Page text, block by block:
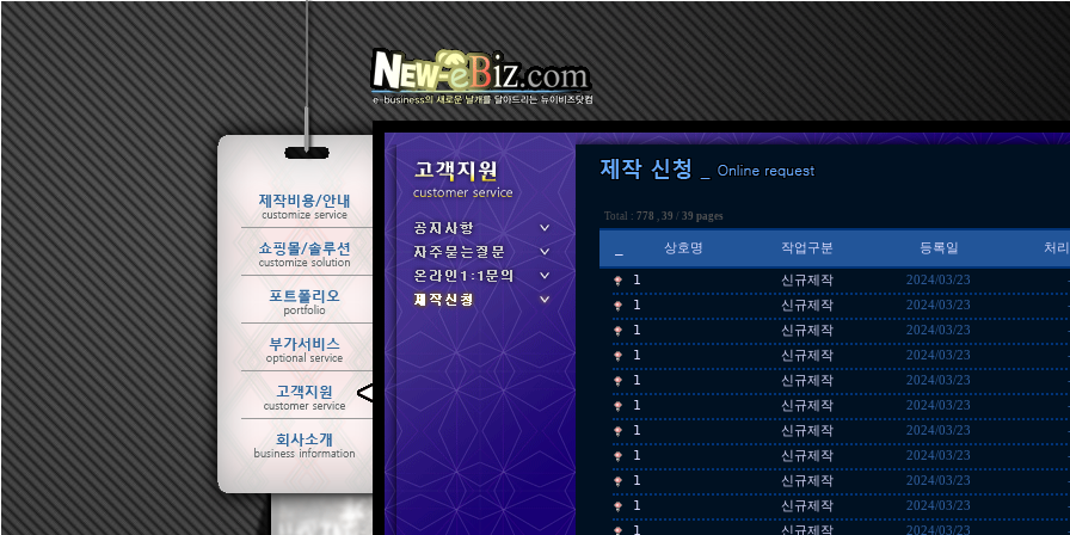
Total : 778 , 39 / 39 pages
상호명 작업구분 등록일 처
1 신규제작 2024/03/23
1 신규제작 2024/03/23
1 신규제작 2024/03/23
1 신규제작 2024/03/23
1 신규제작 2024/03/23
1 신규제작 2024/03/23
1 신규제작 2024/03/23
1 신규제작 2024/03/23
1 신규제작 2024/03/23
1 신규제작 2024/03/23
1 신규제작 2024/03/23
ㆍ 공지사항
ㆍ 자주묻는질문
ㆍ 온라인1:1문의
ㆍ 제작신청